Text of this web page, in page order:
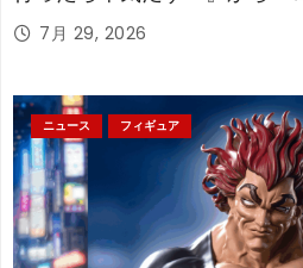
アが登場！
7月 29, 2026
ニュース フィギュア